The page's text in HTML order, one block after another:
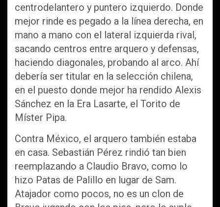
centrodelantero y puntero izquierdo. Donde
mejor rinde es pegado a la línea derecha, en
mano a mano con el lateral izquierda rival,
sacando centros entre arquero y defensas,
haciendo diagonales, probando al arco. Ahí
debería ser titular en la selección chilena,
en el puesto donde mejor ha rendido Alexis
Sánchez en la Era Lasarte, el Torito de
Míster Pipa.
Contra México, el arquero también estaba
en casa. Sebastián Pérez rindió tan bien
reemplazando a Claudio Bravo, como lo
hizo Patas de Palillo en lugar de Sam.
Atajador como pocos, no es un clon de